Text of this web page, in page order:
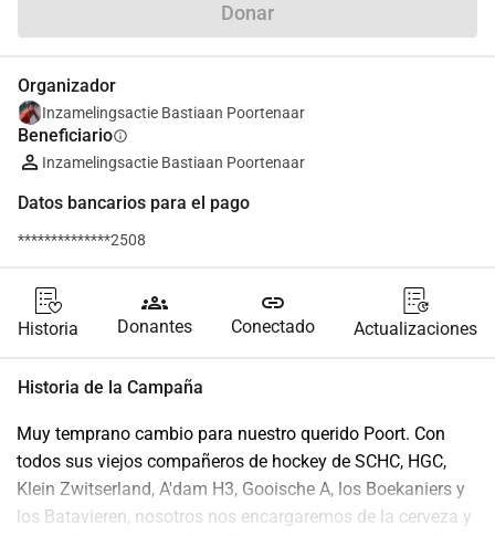
Donar
Organizador
Inzamelingsactie Bastiaan Poortenaar
Beneficiarioinfo
Inzamelingsactie Bastiaan Poortenaar
Datos bancarios para el pago
**************2508
Historia
groups
Donantes
link
Conectado Actualizaciones
Historia de la Campaña
Muy temprano cambio para nuestro querido Poort. Con
todos sus viejos compañeros de hockey de SCHC, HGC,
Klein Zwitserland, A'dam H3, Gooische A, los Boekaniers y
los Batavieren, nosotros nos encargaremos de la cerveza y